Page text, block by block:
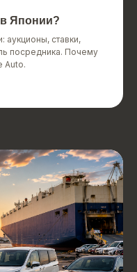
в Японии?
аукционы, ставки,
посредника. Почему
Auto.